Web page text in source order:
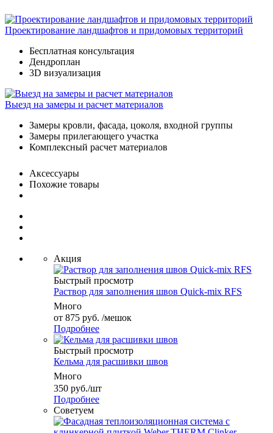
Проектирование ландшафтов и придомовых территорий
Бесплатная консультация
Дендроплан
3D визуализация
Выезд на замеры и расчет материалов
Замеры кровли, фасада, цоколя, входной группы
Замеры прилегающего участка
Комплексный расчет материалов
Аксессуары
Похожие товары
Акция
Быстрый просмотр
Раствор для заполнения швов Quick-mix RFS
Много
от 875 руб. /мешок
Подробнее
Быстрый просмотр
Кельма для расшивки швов
Много
350 руб./шт
Подробнее
Советуем